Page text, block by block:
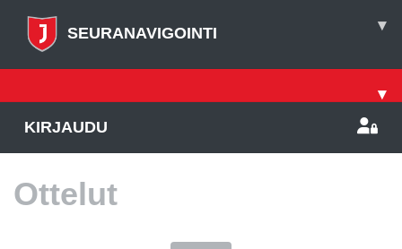
SEURANAVIGOINTI ▾
▾
KIRJAUDU
Ottelut